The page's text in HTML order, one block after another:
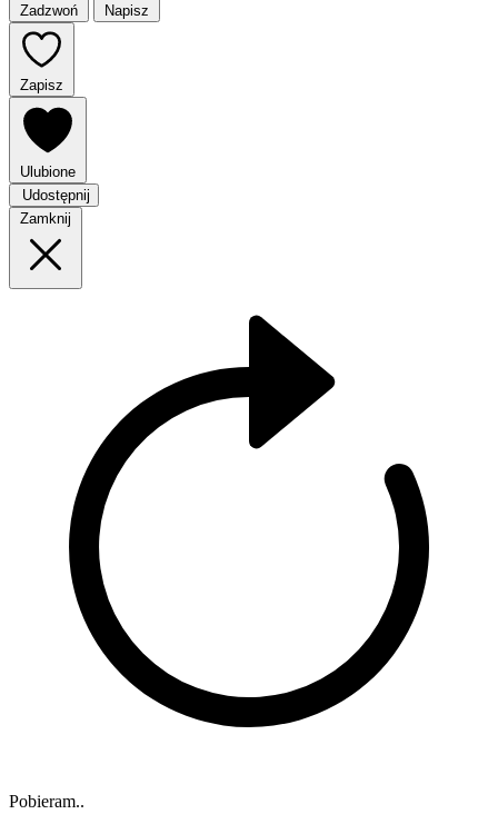
Zadzwoń Napisz
Zapisz
Ulubione
Udostępnij
Zamknij
Pobieram..